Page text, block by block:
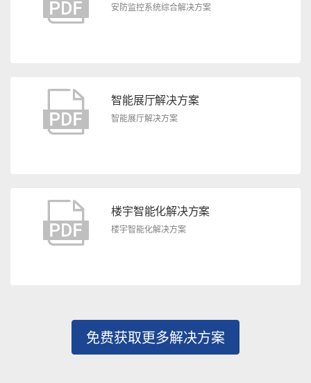
安防监控系统综合解决方案
智能展厅解决方案
智能展厅解决方案
楼宇智能化解决方案
楼宇智能化解决方案
免费获取更多解决方案